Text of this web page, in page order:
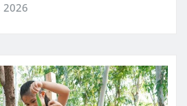
2026